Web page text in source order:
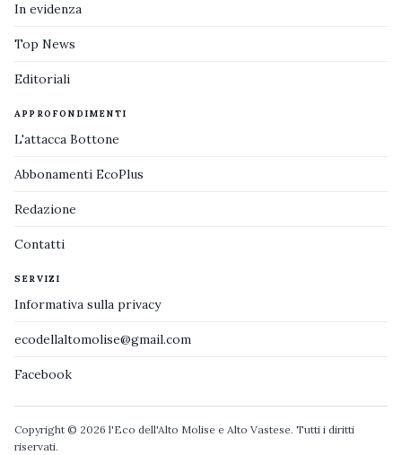
In evidenza
Top News
Editoriali
APPROFONDIMENTI
L'attacca Bottone
Abbonamenti EcoPlus
Redazione
Contatti
SERVIZI
Informativa sulla privacy
ecodellaltomolise@gmail.com
Facebook
Copyright © 2026 l'Eco dell'Alto Molise e Alto Vastese. Tutti i diritti
riservati.